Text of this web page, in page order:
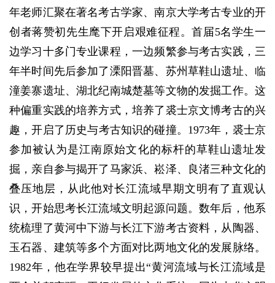
年老师汇聚在著名考古学家、南京大学考古专业的开
创者蒋赞初先生麾下开启艰难征程。首届5名学生一
边学习十多门专业课程，一边频繁参与考古实践，三
年半时间先后参加了溧阳晋墓、苏州草鞋山遗址、临
潼姜寨遗址、湖北纪南城楚墓等文物的发掘工作。这
种偏重实践的培养方式，培养了裘士京文博考古的兴
趣，开启了历史与考古知识的碰撞。1973年，裘士京
参加被认为是江南原始文化的标杆的草鞋山遗址发
掘，亲自参与揭开了马家浜、崧泽、良渚三种文化的
叠压地层，从此他对长江流域早期文明有了直观认
识，开始思考长江流域文明起源问题。数年后，他系
统梳理了黄河中下游与长江下游考古资料，从陶器、
玉石器、建筑等多个方面对比两地文化的发展脉络。
1982年，他在学界较早提出“黄河流域与长江流域是